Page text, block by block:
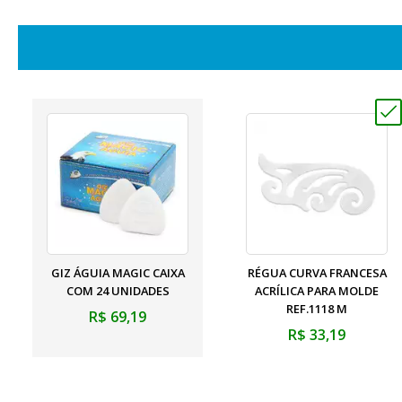
GIZ ÁGUIA MAGIC CAIXA
COM 24 UNIDADES
R$ 69,19
RÉGUA CURVA FRANCESA
ACRÍLICA PARA MOLDE
REF.1118 M
R$ 33,19